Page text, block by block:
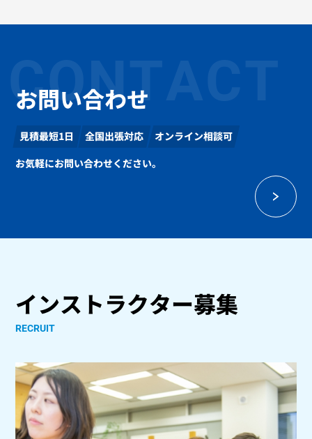
お問い合わせ
CONTACT
見積最短1日 全国出張対応
オンライン相談可
お気軽にお問い合わせください。
インストラクター募集
RECRUIT